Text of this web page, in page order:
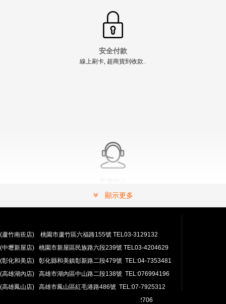
安全付款
線上刷卡, 超商貨到收款..
有問題嗎？ 可以連絡我們。
常見問題解答請按這裡.
顯示更多
(蘆竹南崁店) 桃園市蘆竹區六福路155號 TEL03-3129132
(中壢新屋店) 桃園市新屋區民族路六段239號 TEL03-4204629
(彰化和美店) 彰化縣和美鎮彰新路二段479號 TEL:04-7353481
(高雄湖內店) 高雄市湖內區中山路二段138號 TEL:076994196
(高雄鳳山店) 高雄市鳳山區紅毛港路486號 TEL:07-7925312
翔準網路部門:TEL 03-4202763 03-4202706